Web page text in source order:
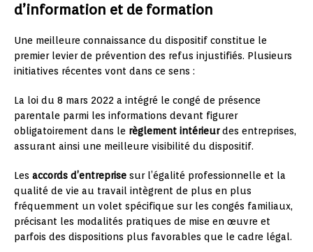
d’information et de formation
Une meilleure connaissance du dispositif constitue le
premier levier de prévention des refus injustifiés. Plusieurs
initiatives récentes vont dans ce sens :
La loi du 8 mars 2022 a intégré le congé de présence
parentale parmi les informations devant figurer
obligatoirement dans le règlement intérieurdes entreprises,
assurant ainsi une meilleure visibilité du dispositif.
Les accords d’entreprise sur l’égalité professionnelle et la
qualité de vie au travail intègrent de plus en plus
fréquemment un volet spécifique sur les congés familiaux,
précisant les modalités pratiques de mise en œuvre et
parfois des dispositions plus favorables que le cadre légal.